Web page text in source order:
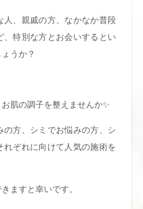
人、親戚の方、なかなか普段
特別な方とお会いするとい
うか？
肌の調子を整えませんか✨
の方、シミでお悩みの方、シ
れぞれに向けて人気の施術を
ますと幸いです。